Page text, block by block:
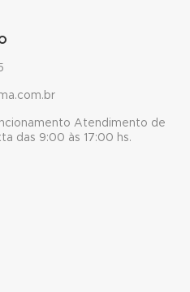
Atendimento de
das 9:00 às 17:00 hs.